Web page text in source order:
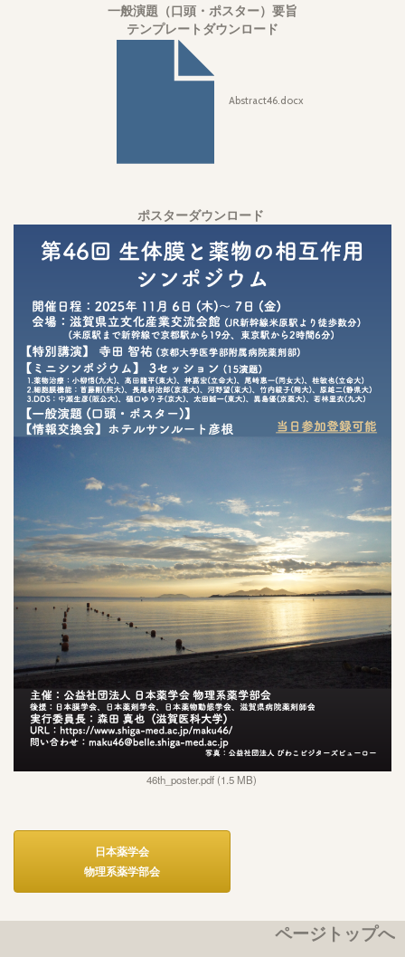
一般演題（口頭・ポスター）要旨
テンプレートダウンロード
Abstract46.docx
ポスターダウンロード
46th_poster.pdf (1.5 MB)
日本薬学会
物理系薬学部会
ページトップへ